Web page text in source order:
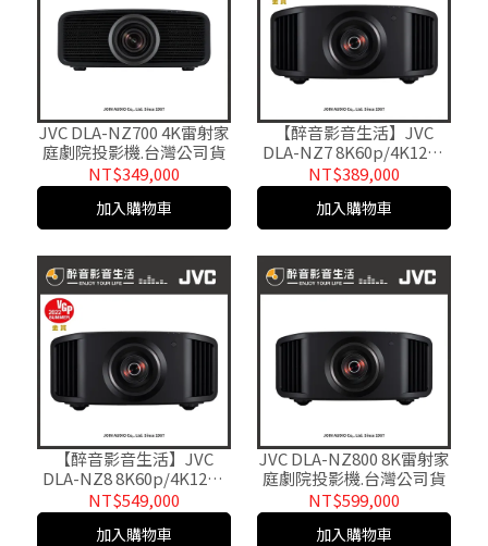
JVC DLA-NZ700 4K雷射家
庭劇院投影機.台灣公司貨
NT$349,000
加入購物車
【醉音影音生活】JVC
DLA-NZ7 8K60p/4K120p
雷射家庭劇院投影機.台灣
公司貨
NT$389,000
加入購物車
【醉音影音生活】JVC
DLA-NZ8 8K60p/4K120p
雷射家庭劇院投影機.台灣
公司貨
NT$549,000
加入購物車
JVC DLA-NZ800 8K雷射家
庭劇院投影機.台灣公司貨
NT$599,000
加入購物車